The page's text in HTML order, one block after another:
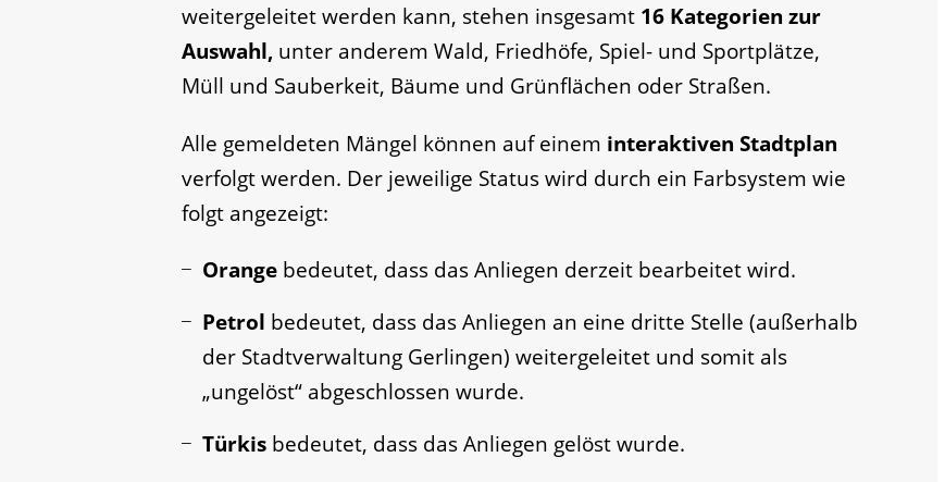
weitergeleitet werden kann, stehen insgesamt 16 Kategorien zur
Auswahl, unter anderem Wald, Friedhöfe, Spiel- und Sportplätze,
Müll und Sauberkeit, Bäume und Grünflächen oder Straßen.
Alle gemeldeten Mängel können auf einem interaktiven Stadtplan
verfolgt werden. Der jeweilige Status wird durch ein Farbsystem wie
folgt angezeigt:
Orange bedeutet, dass das Anliegen derzeit bearbeitet wird.
Petrol bedeutet, dass das Anliegen an eine dritte Stelle (außerhalb
der Stadtverwaltung Gerlingen) weitergeleitet und somit als
„ungelöst“ abgeschlossen wurde.
Türkis bedeutet, dass das Anliegen gelöst wurde.